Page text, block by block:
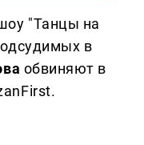
"Танцы на
в
обвиняют в